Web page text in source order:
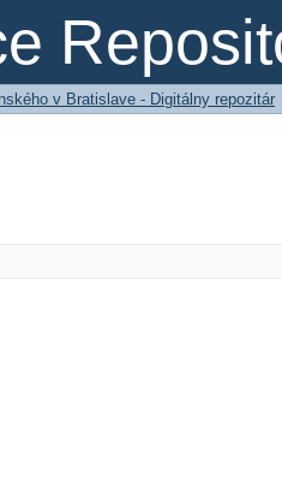
v Bratislave - Digitálny repozitár